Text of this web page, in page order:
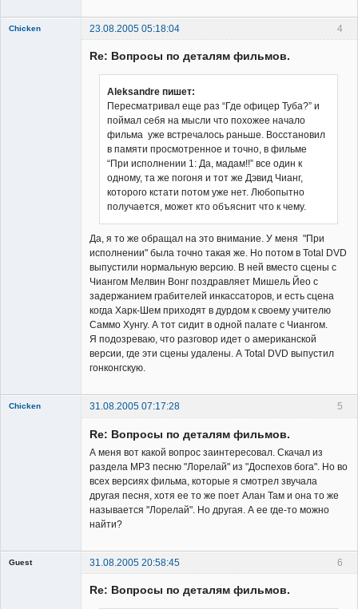
4
Chicken
23.08.2005 05:18:04
Re: Вопросы по деталям фильмов.
Aleksandre пишет:
Пересматривал еще раз “Где офицер Туба?” и
поймал себя на мысли что похожее начало
фильма уже встречалось раньше. Восстановил
в памяти просмотренное и точно, в фильме
“При исполнении 1: Да, мадам!!” все один к
одному, та же погоня и тот же Дэвид Чианг,
которого кстати потом уже нет. Любопытно
получается, может кто объяснит что к чему.
Да, я то же обращал на это внимание. У меня "При
исполнении" была точно такая же. Но потом в Total DVD
выпустили нормальную версию. В ней вместо сцены с
Чиангом Мелвин Вонг поздравляет Мишель Йео с
задержанием грабителей инкассаторов, и есть сцена
когда Харк-Шем приходят в дурдом к своему учителю
Саммо Хунгу. А тот сидит в одной палате с Чиангом.
Я подозреваю, что разговор идет о американской
версии, где эти сцены удалены. А Total DVD выпустил
гонконгскую.
5
Chicken
31.08.2005 07:17:28
Re: Вопросы по деталям фильмов.
А меня вот какой вопрос заинтересовал. Скачал из
раздела МР3 песню "Лорелай" из "Доспехов бога". Но во
всех версиях фильма, которые я смотрел звучала
другая песня, хотя ее то же поет Алан Там и она то же
называется "Лорелай". Но другая. А ее где-то можно
найти?
6
Guest
31.08.2005 20:58:45
Re: Вопросы по деталям фильмов.